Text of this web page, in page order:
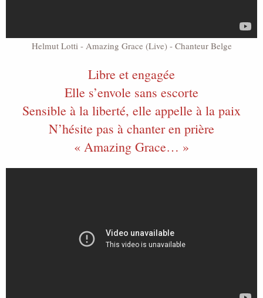
Helmut Lotti - Amazing Grace (Live) - Chanteur Belge
Libre et engagée
Elle s’envole sans escorte
Sensible à la liberté, elle appelle à la paix
N’hésite pas à chanter en prière
« Amazing Grace… »